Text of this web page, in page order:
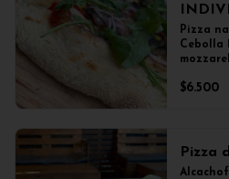
Pizza
Cebolla
$6.500
Pizza